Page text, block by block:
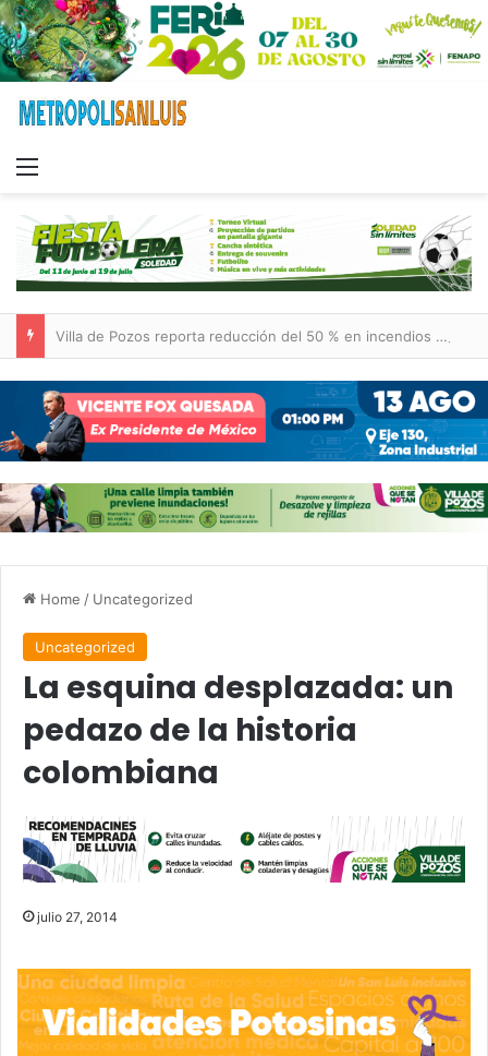
Villa de Pozos reporta reducción del 50 % en incendios forestales y de pastizales
Home / Uncategorized
Uncategorized
La esquina desplazada: un
pedazo de la historia
colombiana
julio 27, 2014